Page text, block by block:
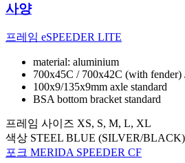
사양
프레임 eSPEEDER LITE
material: aluminium
700x45C / 700x42C (with
100x9/135x9mm axle standard
BSA bottom bracket standard
프레임 사이즈 XS, S, M, L, XL
색상 STEEL BLUE (SILVER/BLACK)
포크 MERIDA SPEEDER CF